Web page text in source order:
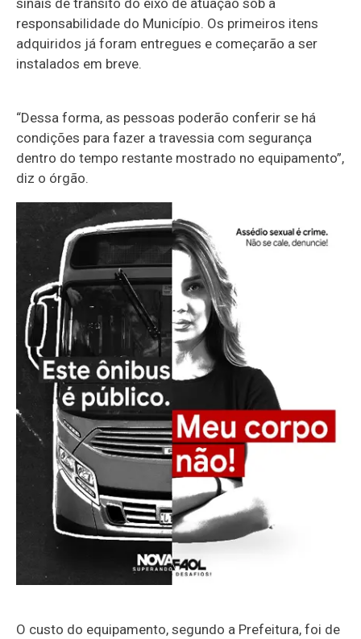
responsabilidade do Município. Os primeiros itens
adquiridos já foram entregues e começarão a ser
instalados em breve.
“Dessa forma, as pessoas poderão conferir se há
condições para fazer a travessia com segurança
dentro do tempo restante mostrado no equipamento”,
diz o órgão.
O custo do equipamento, segundo a Prefeitura, foi de